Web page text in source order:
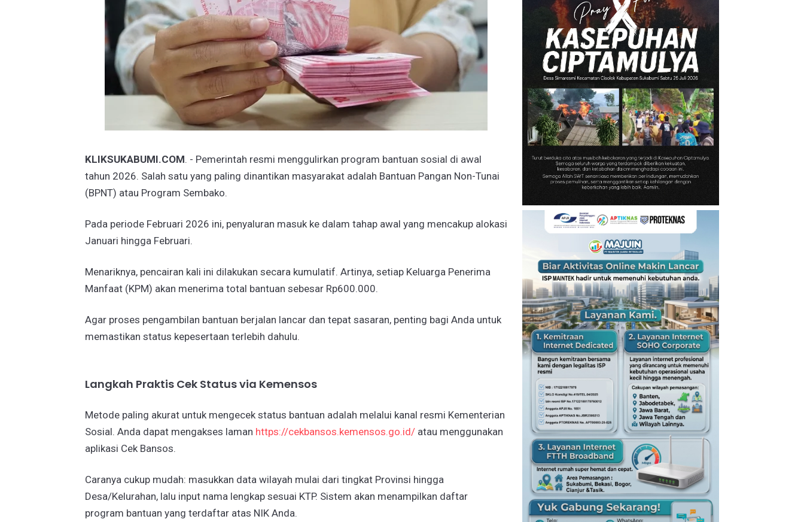
KLIKSUKABUMI.COM. - ​Pemerintah resmi menggulirkan program bantuan sosial di awal
tahun 2026. Salah satu yang paling dinantikan masyarakat adalah Bantuan Pangan Non-Tunai
(BPNT) atau Program Sembako.
Pada periode Februari 2026 ini, penyaluran masuk ke dalam tahap awal yang mencakup alokasi
Januari hingga Februari.
​Menariknya, pencairan kali ini dilakukan secara kumulatif. Artinya, setiap Keluarga Penerima
Manfaat (KPM) akan menerima total bantuan sebesar Rp600.000.
Agar proses pengambilan bantuan berjalan lancar dan tepat sasaran, penting bagi Anda untuk
memastikan status kepesertaan terlebih dahulu.
​Langkah Praktis Cek Status via Kemensos
​Metode paling akurat untuk mengecek status bantuan adalah melalui kanal resmi Kementerian
Sosial. Anda dapat mengakses laman https://cekbansos.kemensos.go.id/ atau menggunakan
aplikasi Cek Bansos.
​Caranya cukup mudah: masukkan data wilayah mulai dari tingkat Provinsi hingga
Desa/Kelurahan, lalu input nama lengkap sesuai KTP. Sistem akan menampilkan daftar
program bantuan yang terdaftar atas NIK Anda.